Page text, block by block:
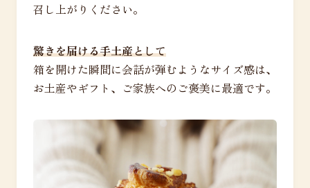
召し上がりください。
驚きを届ける手土産として
箱を開けた瞬間に会話が弾むようなサイズ感は、
お土産やギフト、ご家族へのご褒美に最適です。